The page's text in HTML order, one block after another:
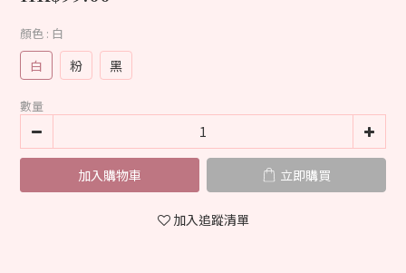
顏色 : 白
白 粉 黑
數量
加入購物車 立即購買
加入追蹤清單